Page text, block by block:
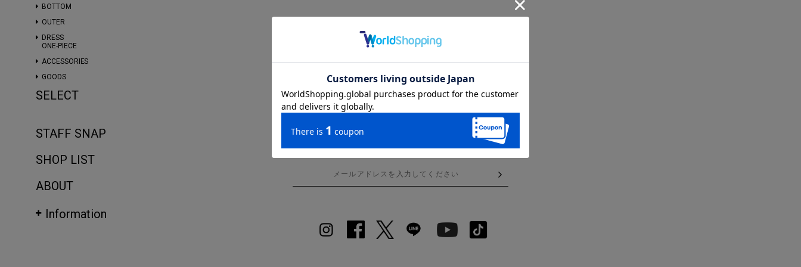
BOTTOM
OUTER
DRESS
ONE-PIECE
ACCESSORIES
GOODS
SELECT
STAFF SNAP
SHOP LIST
ABOUT
Information
ニュースレターに登録